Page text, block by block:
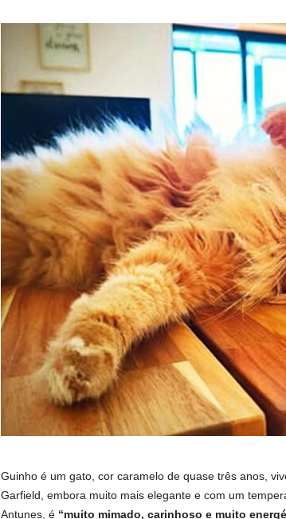
Guinho é um gato, cor caramelo de quase três anos,
Garfield, embora muito mais elegante e com um
Antunes, é “muito mimado, carinhoso e muito